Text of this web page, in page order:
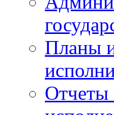
Планы и
Отчеты